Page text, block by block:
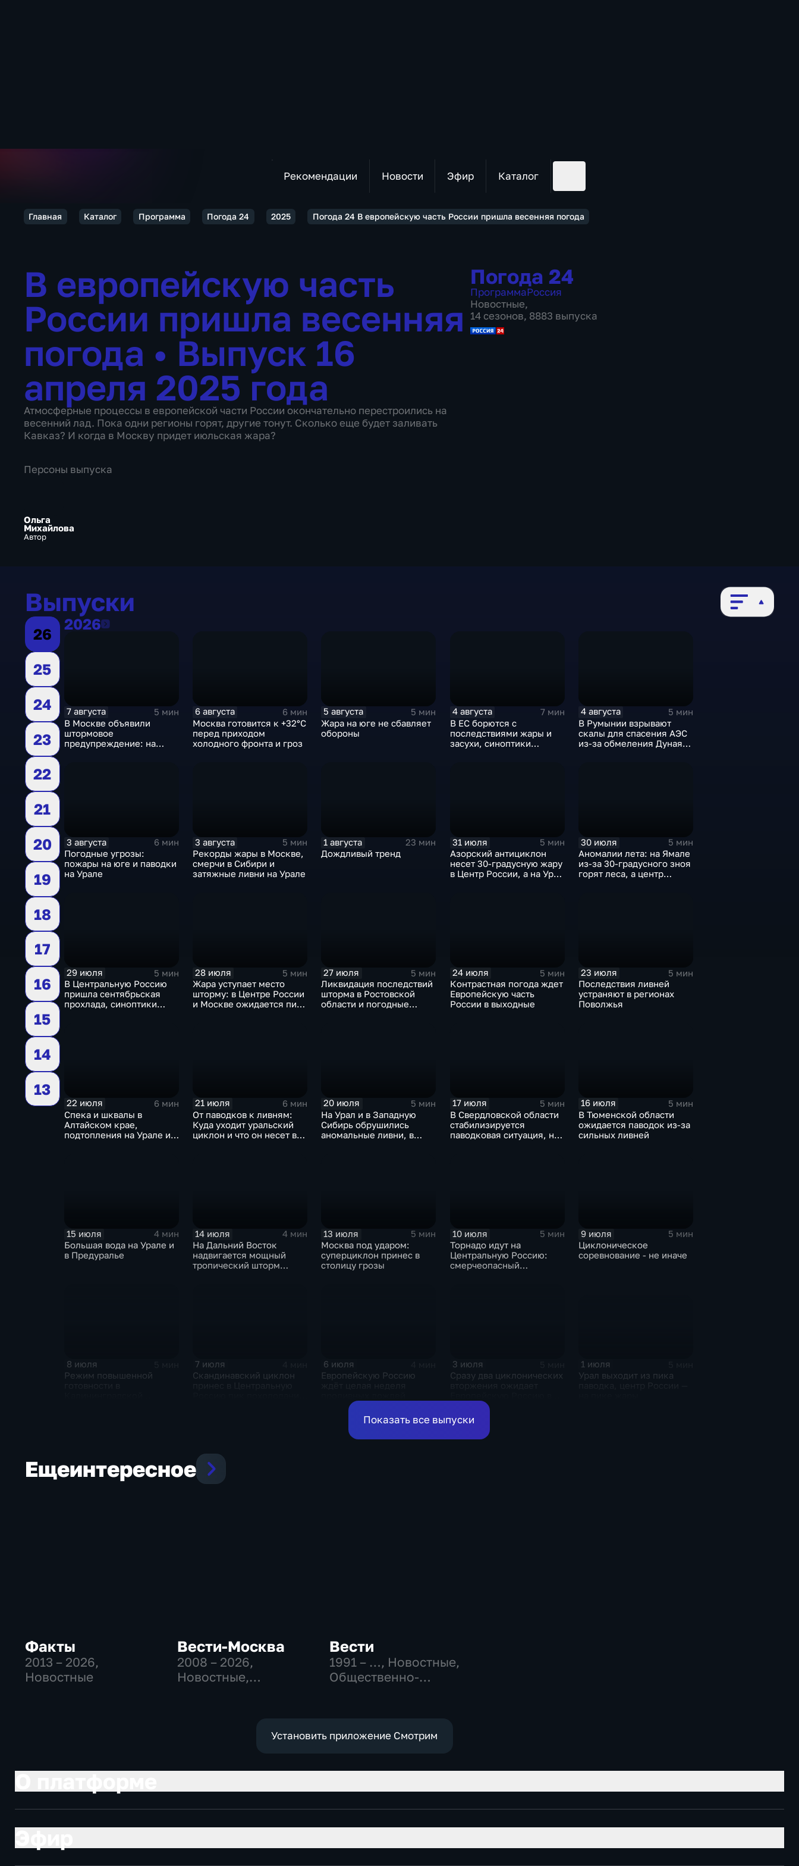
Рекомендации Новости Эфир Каталог
Главная Каталог Программа Погода 24 2025 Погода 24 В европейскую часть России пришла весенняя погода
В европейскую часть
России пришла весенняя
погода • Выпуск 16
апреля 2025 года
Атмосферные процессы в европейской части России окончательно перестроились на
весенний лад. Пока одни регионы горят, другие тонут. Сколько еще будет заливать
Кавказ? И когда в Москву придет июльская жара?
Погода 24
ПрограммаРоссия
Новостные,
14 сезонов, 8883 выпуска
Персоны выпуска
Ольга
Михайлова
Автор
Выпуски
26
25
24
23
22
21
20
19
18
17
16
15
14
13
20262026
7 августа
5 мин
В Москве объявили
штормовое
предупреждение: на
6 августа
6 мин
Москва готовится к +32°C
перед приходом
холодного фронта и гроз
5 августа
5 мин
Жара на юге не сбавляет
обороны
4 августа
7 мин
В ЕС борются с
последствиями жары и
засухи, синоптики
4 августа
5 мин
В Румынии взрывают
скалы для спасения АЭС
из-за обмеления Дуная,
3 августа
6 мин
Погодные угрозы:
пожары на юге и паводки
на Урале
3 августа
5 мин
Рекорды жары в Москве,
смерчи в Сибири и
затяжные ливни на Урале
1 августа
23 мин
Дождливый тренд
31 июля
5 мин
Азорский антициклон
несет 30-градусную жару
в Центр России, а на Урал
30 июля
5 мин
Аномалии лета: на Ямале
из-за 30-градусного зноя
горят леса, а центр
29 июля
5 мин
В Центральную Россию
пришла сентябрьская
прохлада, синоптики
28 июля
5 мин
Жара уступает место
шторму: в Центре России
и Москве ожидается пик
27 июля
5 мин
Ликвидация последствий
шторма в Ростовской
области и погодные
24 июля
5 мин
Контрастная погода ждет
Европейскую часть
России в выходные
23 июля
5 мин
Последствия ливней
устраняют в регионах
Поволжья
22 июля
6 мин
Спека и шквалы в
Алтайском крае,
подтопления на Урале и
21 июля
6 мин
От паводков к ливням:
Куда уходит уральский
циклон и что он несет в
20 июля
5 мин
На Урал и в Западную
Сибирь обрушились
аномальные ливни, в
17 июля
5 мин
В Свердловской области
стабилизируется
паводковая ситуация, но
16 июля
5 мин
В Тюменской области
ожидается паводок из-за
сильных ливней
15 июля
4 мин
Большая вода на Урале и
в Предуралье
14 июля
4 мин
На Дальний Восток
надвигается мощный
тропический шторм
13 июля
5 мин
Москва под ударом:
суперциклон принес в
столицу грозы
10 июля
5 мин
Торнадо идут на
Центральную Россию:
смерчеопасный
9 июля
5 мин
Циклоническое
соревнование - не иначе
8 июля
Режим повышенной
7 июля
Скандинавский циклон
6 июля
Европейскую Россию
3 июля
Сразу два циклонических
оставшиеся дни недели
1 июля
Урал выходит из пика
Показать все выпуски
Ещеинтересное
Факты
2013 – 2026,
Новостные
Вести-Москва
2008 – 2026,
Новостные,
экономические
Вести
1991 – …, Новостные,
Общественно-
Установить приложение Смотрим